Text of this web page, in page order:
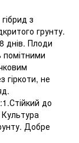
з
грунту.
днів. Плоди
помітними
гіркоти, не
до
Добре